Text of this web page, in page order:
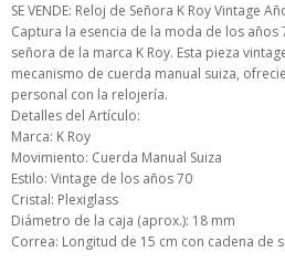
SE VENDE: Reloj de Señora K Roy Vintage
Captura la esencia de la moda de los
señora de la marca K Roy. Esta pieza
mecanismo de cuerda manual suiza,
personal con la relojería.
Detalles del Artículo:
Marca: K Roy
Movimiento: Cuerda Manual Suiza
Estilo: Vintage de los años 70
Cristal: Plexiglass
Diámetro de la caja (aprox.): 18 mm
Correa: Longitud de 15 cm con cadena de